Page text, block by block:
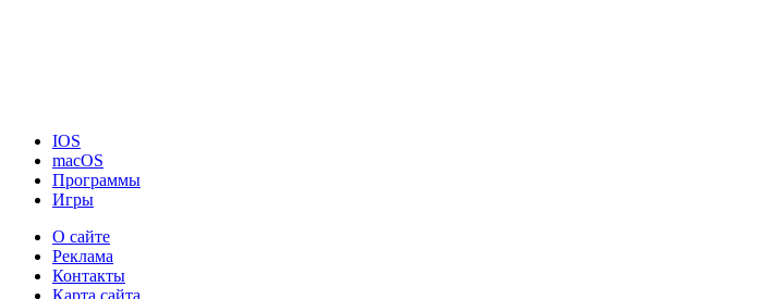
IOS
macOS
Программы
Игры
О сайте
Реклама
Контакты
Карта сайта